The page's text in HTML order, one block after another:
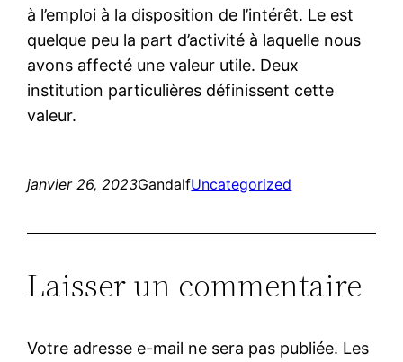
à l’emploi à la disposition de l’intérêt. Le est
quelque peu la part d’activité à laquelle nous
avons affecté une valeur utile. Deux
institution particulières définissent cette
valeur.
janvier 26, 2023GandalfUncategorized
Laisser un commentaire
Votre adresse e-mail ne sera pas publiée. Les